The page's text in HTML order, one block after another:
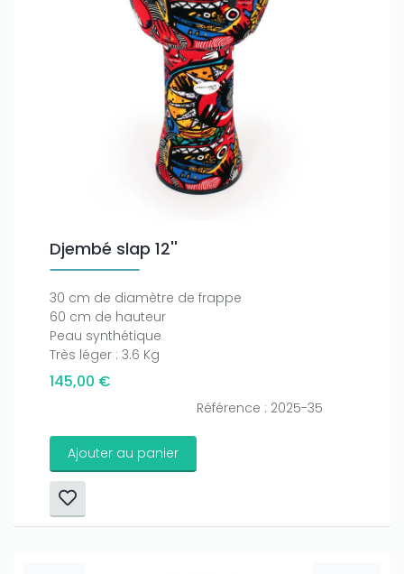
Djembé slap 12''
30 cm de diamètre de frappe
60 cm de hauteur
Peau synthétique
Très léger : 3.6 Kg
145,00 €
Référence : 2025-35
Ajouter au panier